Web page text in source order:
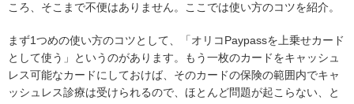
ころ、そこまで不便はありません。ここでは使い方のコツを紹介。
まず1つめの使い方のコツとして、「オリコPaypassを上乗せカード
として使う」というのがあります。もう一枚のカードをキャッシュ
レス可能なカードにしておけば、そのカードの保険の範囲内でキャ
ッシュレス診療は受けられるので、ほとんど問題が起こらない、と